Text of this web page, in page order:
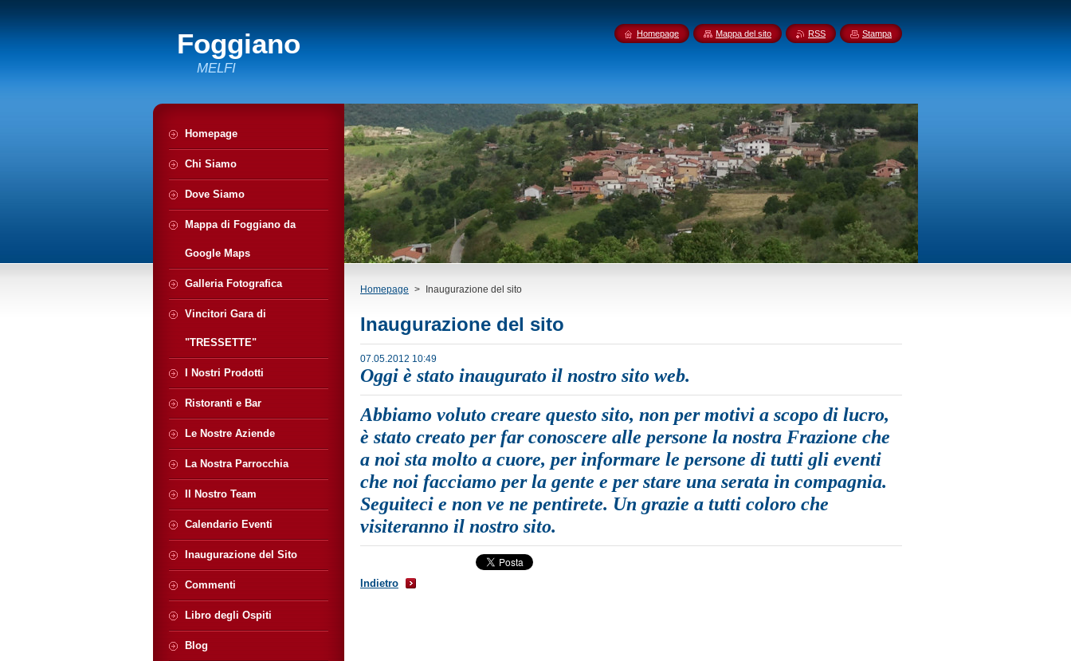
Foggiano
MELFI
Homepage > Inaugurazione del sito
Inaugurazione del sito
07.05.2012 10:49
Oggi è stato inaugurato il nostro sito web.
Abbiamo voluto creare questo sito, non per motivi a scopo di lucro,
è stato creato per far conoscere alle persone la nostra Frazione che
a noi sta molto a cuore, per informare le persone di tutti gli eventi
che noi facciamo per la gente e per stare una serata in compagnia.
Seguiteci e non ve ne pentirete. Un grazie a tutti coloro che
visiteranno il nostro sito.
Indietro
Homepage
Chi Siamo
Dove Siamo
Mappa di Foggiano da
Google Maps
Galleria Fotografica
Vincitori Gara di
"TRESSETTE"
I Nostri Prodotti
Ristoranti e Bar
Le Nostre Aziende
La Nostra Parrocchia
Il Nostro Team
Calendario Eventi
Inaugurazione del Sito
Commenti
Libro degli Ospiti
Blog
Homepage Mappa del sito RSS Stampa